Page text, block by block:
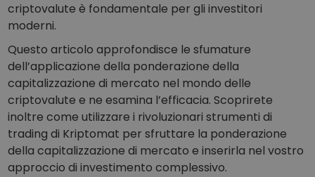
criptovalute è fondamentale per gli investitori
moderni.
Questo articolo approfondisce le sfumature
dell’applicazione della ponderazione della
capitalizzazione di mercato nel mondo delle
criptovalute e ne esamina l’efficacia. Scoprirete
inoltre come utilizzare i rivoluzionari strumenti di
trading di Kriptomat per sfruttare la ponderazione
della capitalizzazione di mercato e inserirla nel vostro
approccio di investimento complessivo.